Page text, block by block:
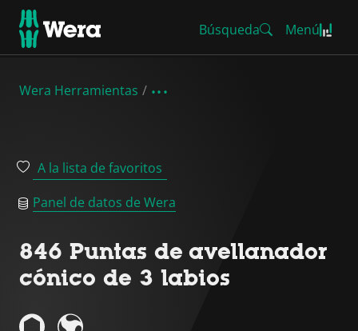
Búsqueda Menú
Wera Herramientas
A la lista de favoritos
Panel de datos de Wera
846 Puntas de avellanador
cónico de 3 labios